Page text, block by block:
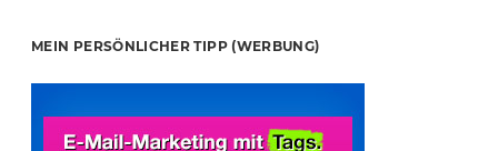
MEIN PERSÖNLICHER TIPP (WERBUNG)